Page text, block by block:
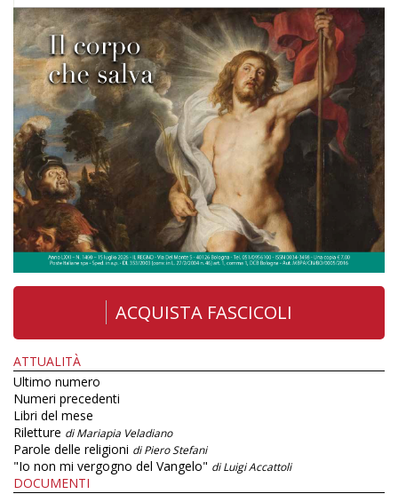
ACQUISTA FASCICOLI
ATTUALITÀ
Ultimo numero
Numeri precedenti
Libri del mese
Riletture di Mariapia Veladiano
Parole delle religioni di Piero Stefani
"Io non mi vergogno del Vangelo" di Luigi Accattoli
DOCUMENTI